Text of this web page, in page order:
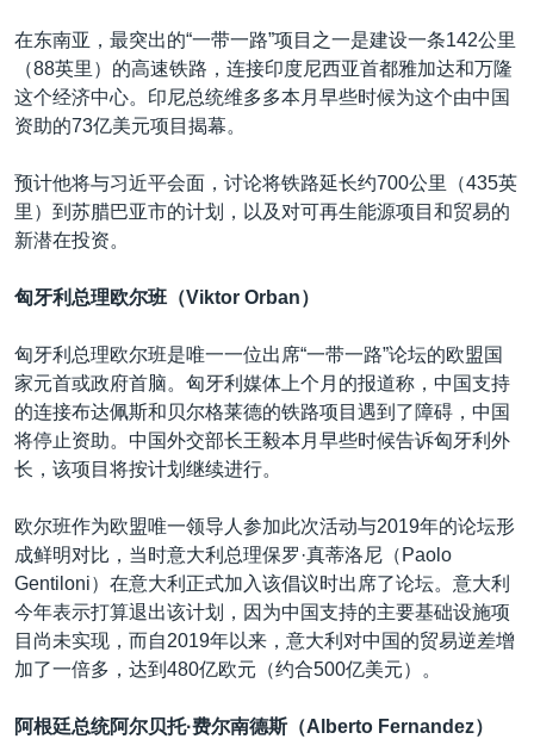
在东南亚，最突出的“一带一路”项目之一是建设一条142公里
（88英里）的高速铁路，连接印度尼西亚首都雅加达和万隆
这个经济中心。印尼总统维多多本月早些时候为这个由中国
资助的73亿美元项目揭幕。
预计他将与习近平会面，讨论将铁路延长约700公里（435英
里）到苏腊巴亚市的计划，以及对可再生能源项目和贸易的
新潜在投资。
匈牙利总理欧尔班（Viktor Orban）
匈牙利总理欧尔班是唯一一位出席“一带一路”论坛的欧盟国
家元首或政府首脑。匈牙利媒体上个月的报道称，中国支持
的连接布达佩斯和贝尔格莱德的铁路项目遇到了障碍，中国
将停止资助。中国外交部长王毅本月早些时候告诉匈牙利外
长，该项目将按计划继续进行。
欧尔班作为欧盟唯一领导人参加此次活动与2019年的论坛形
成鲜明对比，当时意大利总理保罗·真蒂洛尼（Paolo
Gentiloni）在意大利正式加入该倡议时出席了论坛。意大利
今年表示打算退出该计划，因为中国支持的主要基础设施项
目尚未实现，而自2019年以来，意大利对中国的贸易逆差增
加了一倍多，达到480亿欧元（约合500亿美元）。
阿根廷总统阿尔贝托·费尔南德斯（Alberto Fernandez）